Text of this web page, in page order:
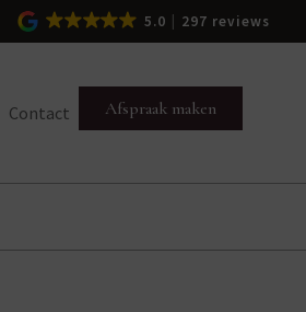
5.0 297 reviews
Contact Afspraak maken